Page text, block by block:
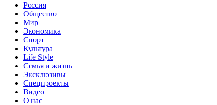
Россия
Общество
Мир
Экономика
Спорт
Культура
Life Style
Семья и жизнь
Эксклюзивы
Спецпроекты
Видео
О нас